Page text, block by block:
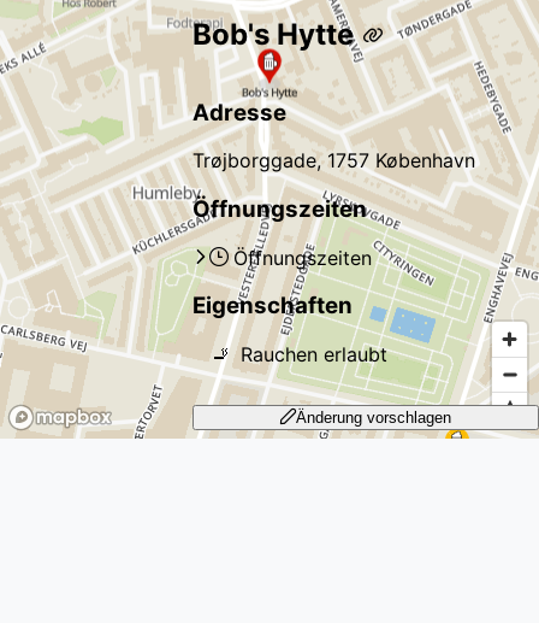
Bob's Hytte
Adresse
Trøjborggade, 1757 København
Öffnungszeiten
Öffnungszeiten
Eigenschaften
🚬 Rauchen erlaubt
Änderung vorschlagen